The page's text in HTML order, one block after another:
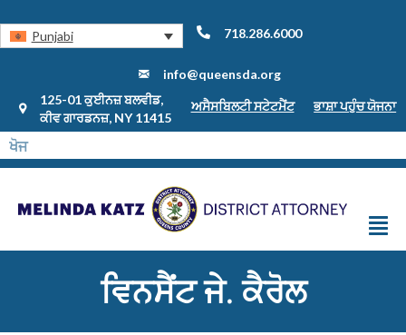
Punjabi 718.286.6000
info@queensda.org
125-01 ਕੁਈਨਜ਼ ਬਲਵੀਡ,
ਕੀਵ ਗਾਰਡਨਜ਼, NY 11415
ਅਸੈਸਬਿਲਟੀ ਸਟੇਟਮੈਂਟ ਭਾਸ਼ਾ ਪਹੁੰਚ ਯੋਜਨਾ
ਵਿਨਸੈਂਟ ਜੇ. ਕੈਰੋਲ